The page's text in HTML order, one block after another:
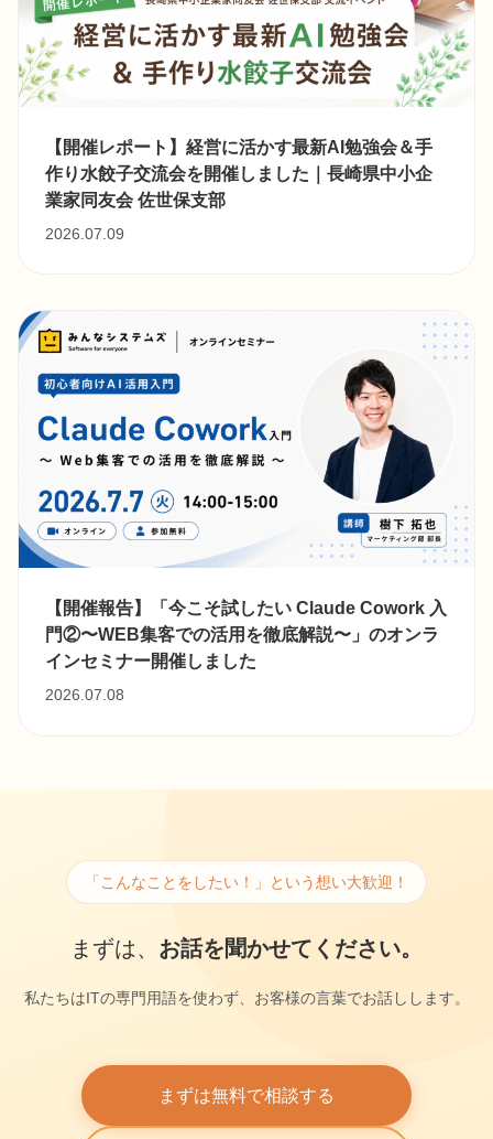
【開催レポート】経営に活かす最新AI勉強会＆手
作り水餃子交流会を開催しました｜長崎県中小企
業家同友会 佐世保支部
2026.07.09
【開催報告】「今こそ試したい Claude Cowork 入
門②〜WEB集客での活用を徹底解説〜」のオンラ
インセミナー開催しました
2026.07.08
「こんなことをしたい！」という想い大歓迎！
まずは、 お話を聞かせてください。
私たちはITの専門用語を使わず、お客様の言葉でお話しします。
まずは無料で相談する